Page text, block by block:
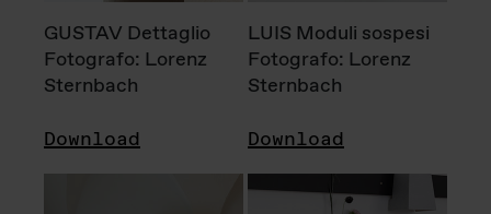
GUSTAV Dettaglio
Fotografo: Lorenz
Sternbach
Download
LUIS Moduli sospesi
Fotografo: Lorenz
Sternbach
Download